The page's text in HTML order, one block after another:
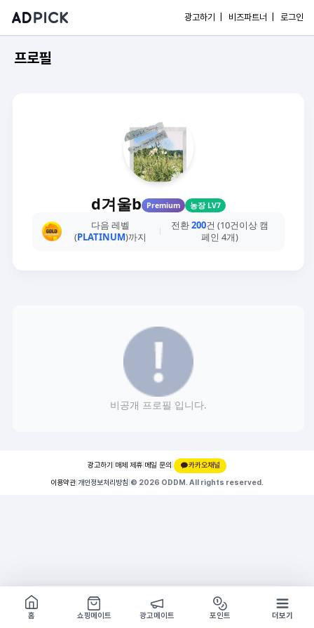
광고하기 | 비즈파트너 | 로그인
프로필
d겨울b Premium 농장 LV7
다음 레벨
(PLATINUM)까지
전환200건 (10건이상 캠
페인 4개)
비공개 프로필 입니다.
광고하기 매체 제휴 메일 문의 |
카카오채널
이용약관 개인정보처리방침 © 2026 ODDM. All rights reserved.
쇼핑몰 구경하기
방문시 1G
홈
쇼핑메이트 광고메이트 포인트 더보기